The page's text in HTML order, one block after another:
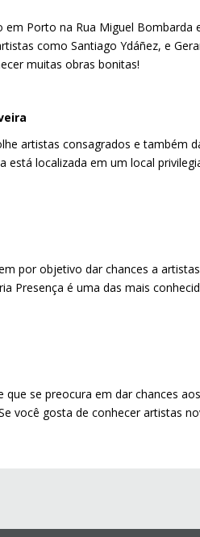
em Porto na Rua Miguel Bombarda
como Santiago Ydáñez, e
muitas obras bonitas!
artistas consagrados e também
está localizada em um local
por objetivo dar chances a
Presença é uma das mais
que se preocura em dar chances
você gosta de conhecer artistas